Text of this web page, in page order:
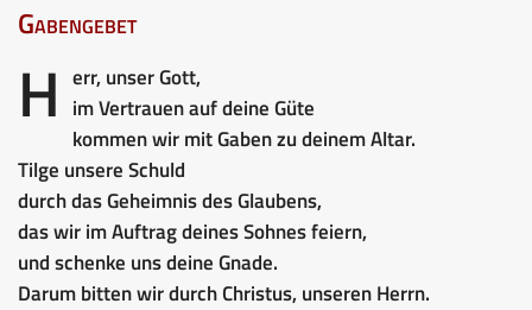
Gabengebet
H err, unser Gott,
im Vertrauen auf deine Güte
kommen wir mit Gaben zu deinem Altar.
Tilge unsere Schuld
durch das Geheimnis des Glaubens,
das wir im Auftrag deines Sohnes feiern,
und schenke uns deine Gnade.
Darum bitten wir durch Christus, unseren Herrn.